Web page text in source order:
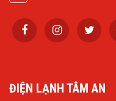
ĐIỆN LẠNH TÂM AN